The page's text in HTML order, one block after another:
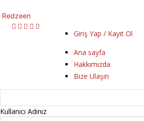
Redzeen
Giriş Yap / Kayıt Ol
Ana sayfa
Hakkımızda
Bize Ulaşın
Kullanıcı Adınız